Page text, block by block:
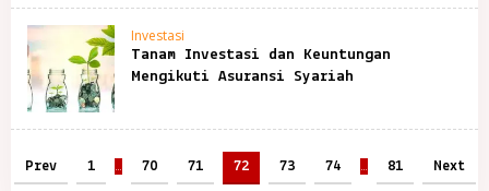
Investasi
Tanam Investasi dan Keuntungan
Mengikuti Asuransi Syariah
Prev 1 … 70 71 72 73 74 … 81 Next